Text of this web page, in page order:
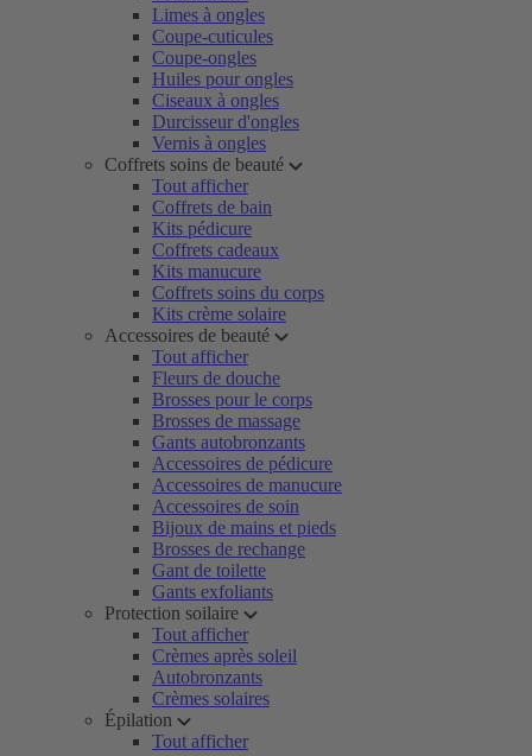
Limes à ongles
Coupe-cuticules
Coupe-ongles
Huiles pour ongles
Ciseaux à ongles
Durcisseur d'ongles
Vernis à ongles
Coffrets soins de beauté
Tout afficher
Coffrets de bain
Kits pédicure
Coffrets cadeaux
Kits manucure
Coffrets soins du corps
Kits crème solaire
Accessoires de beauté
Tout afficher
Fleurs de douche
Brosses pour le corps
Brosses de massage
Gants autobronzants
Accessoires de pédicure
Accessoires de manucure
Accessoires de soin
Bijoux de mains et pieds
Brosses de rechange
Gant de toilette
Gants exfoliants
Protection soilaire
Tout afficher
Crèmes après soleil
Autobronzants
Crèmes solaires
Épilation
Tout afficher